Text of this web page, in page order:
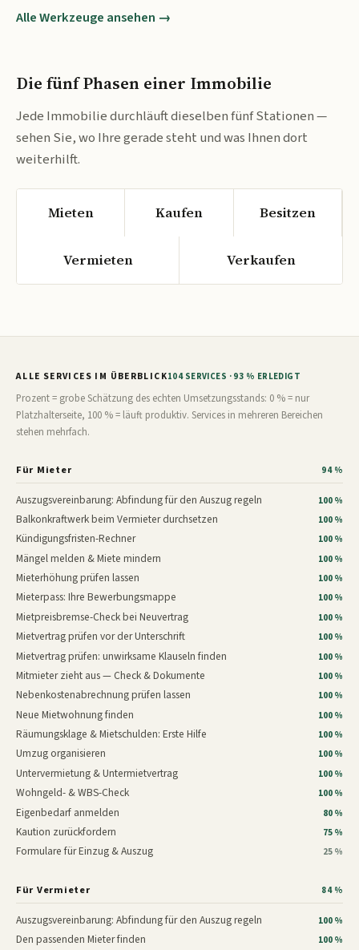
Alle Werkzeuge ansehen →
Die fünf Phasen einer Immobilie
Jede Immobilie durchläuft dieselben fünf Stationen —
sehen Sie, wo Ihre gerade steht und was Ihnen dort
weiterhilft.
Mieten Kaufen Besitzen
Vermieten Verkaufen
ALLE SERVICES IM ÜBERBLICK104 SERVICES · 93 % ERLEDIGT
Prozent = grobe Schätzung des echten Umsetzungsstands: 0 % = nur
Platzhalterseite, 100 % = läuft produktiv. Services in mehreren Bereichen
stehen mehrfach.
Für Mieter 94 %
Auszugsvereinbarung: Abfindung für den Auszug regeln 100 %
Balkonkraftwerk beim Vermieter durchsetzen 100 %
Kündigungsfristen-Rechner 100 %
Mängel melden & Miete mindern 100 %
Mieterhöhung prüfen lassen 100 %
Mieterpass: Ihre Bewerbungsmappe 100 %
Mietpreisbremse-Check bei Neuvertrag 100 %
Mietvertrag prüfen vor der Unterschrift 100 %
Mietvertrag prüfen: unwirksame Klauseln finden 100 %
Mitmieter zieht aus — Check & Dokumente 100 %
Nebenkostenabrechnung prüfen lassen 100 %
Neue Mietwohnung finden 100 %
Räumungsklage & Mietschulden: Erste Hilfe 100 %
Umzug organisieren 100 %
Untervermietung & Untermietvertrag 100 %
Wohngeld- & WBS-Check 100 %
Eigenbedarf anmelden 80 %
Kaution zurückfordern 75 %
Formulare für Einzug & Auszug 25 %
Für Vermieter 84 %
Auszugsvereinbarung: Abfindung für den Auszug regeln 100 %
Den passenden Mieter finden 100 %